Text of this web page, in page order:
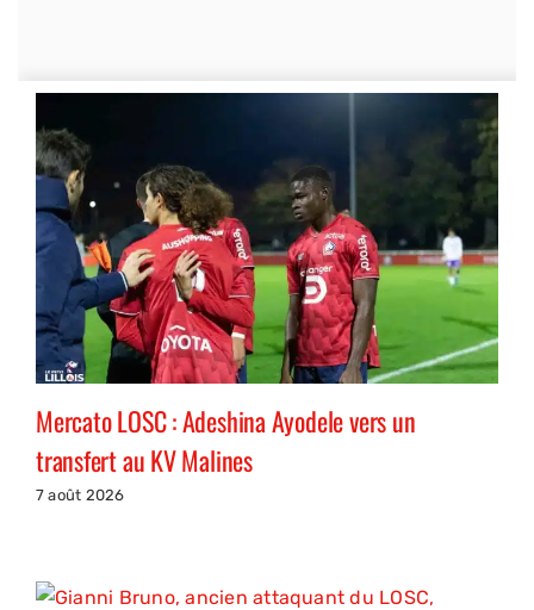
Mercato LOSC : Adeshina Ayodele vers un
transfert au KV Malines
7 août 2026